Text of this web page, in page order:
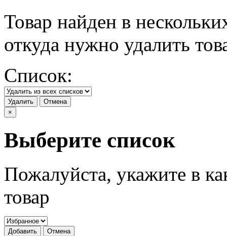
Товар найден в
откуда нужно удалить
Список:
Удалить
Отмена
×
Выберите список
Пожалуйста, укажите в
товар
Добавить
Отмена